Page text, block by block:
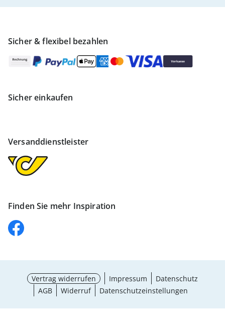
Sicher & flexibel bezahlen
Sicher einkaufen
Versanddienstleister
Finden Sie mehr Inspiration
Vertrag widerrufen Impressum
Datenschutz
AGB
Widerruf Datenschutzeinstellungen